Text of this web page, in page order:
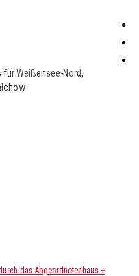
für Weißensee-Nord,
das Abgeordnetenhaus +